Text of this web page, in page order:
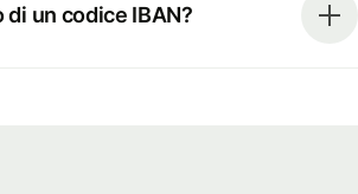
un codice IBAN?